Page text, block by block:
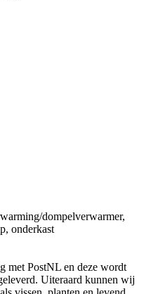
dompelverwarmer,
onderkast
met PostNL en deze wordt
Uiteraard kunnen wij